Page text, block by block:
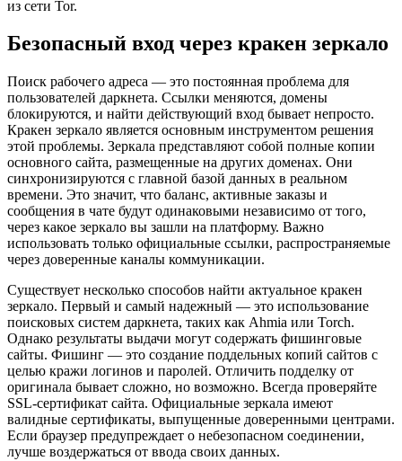
из сети Tor.
Безопасный вход через кракен зеркало
Поиск рабочего адреса — это постоянная проблема для
пользователей даркнета. Ссылки меняются, домены
блокируются, и найти действующий вход бывает непросто.
Кракен зеркало является основным инструментом решения
этой проблемы. Зеркала представляют собой полные копии
основного сайта, размещенные на других доменах. Они
синхронизируются с главной базой данных в реальном
времени. Это значит, что баланс, активные заказы и
сообщения в чате будут одинаковыми независимо от того,
через какое зеркало вы зашли на платформу. Важно
использовать только официальные ссылки, распространяемые
через доверенные каналы коммуникации.
Существует несколько способов найти актуальное кракен
зеркало. Первый и самый надежный — это использование
поисковых систем даркнета, таких как Ahmia или Torch.
Однако результаты выдачи могут содержать фишинговые
сайты. Фишинг — это создание поддельных копий сайтов с
целью кражи логинов и паролей. Отличить подделку от
оригинала бывает сложно, но возможно. Всегда проверяйте
SSL-сертификат сайта. Официальные зеркала имеют
валидные сертификаты, выпущенные доверенными центрами.
Если браузер предупреждает о небезопасном соединении,
лучше воздержаться от ввода своих данных.